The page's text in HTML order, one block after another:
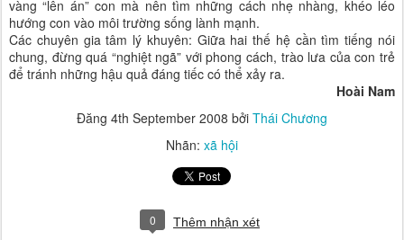
vàng “lên án” con mà nên tìm những cách nhẹ nhàng, khéo léo
hướng con vào môi trường sống lành mạnh.
Các chuyên gia tâm lý khuyên: Giữa hai thế hệ cần tìm tiếng nói
chung, đừng quá “nghiệt ngã” với phong cách, trào lưa của con trẻ
để tránh những hậu quả đáng tiếc có thể xảy ra.
Hoài Nam
Đăng 4th September 2008 bởi Thái Chương
Nhãn: xã hội
0 Thêm nhận xét